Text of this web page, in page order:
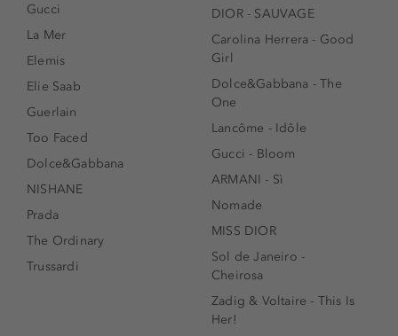
Gucci
La Mer
Elemis
Elie Saab
Guerlain
Too Faced
Dolce&Gabbana
NISHANE
Prada
The Ordinary
Trussardi
DIOR - SAUVAGE
Carolina Herrera - Good
Girl
Dolce&Gabbana - The
One
Lancôme - Idôle
Gucci - Bloom
ARMANI - Sì
Nomade
MISS DIOR
Sol de Janeiro -
Cheirosa
Zadig & Voltaire - This Is
Her!